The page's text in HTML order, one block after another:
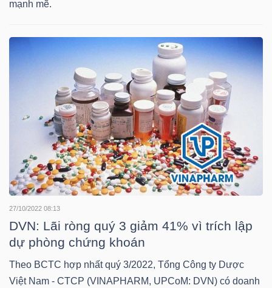
mạnh mẽ.
27/10/2022 08:13
DVN: Lãi ròng quý 3 giảm 41% vì trích lập
dự phòng chứng khoán
Theo BCTC hợp nhất quý 3/2022, Tổng Công ty Dược
Việt Nam - CTCP (VINAPHARM, UPCoM: DVN) có doanh
ÍCH
ĐỘNG
SẢN
Mã
chứng
khoán
Tất cả Cổ phiếu Chỉ số Chứng chỉ quỹ Chứng